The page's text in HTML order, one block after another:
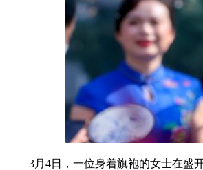
3月4日，一位身着旗袍的女士在盛开